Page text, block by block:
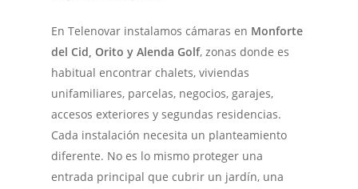
En Telenovar instalamos cámaras en Monforte
del Cid, Orito y Alenda Golf, zonas donde es
habitual encontrar chalets, viviendas
unifamiliares, parcelas, negocios, garajes,
accesos exteriores y segundas residencias.
Cada instalación necesita un planteamiento
diferente. No es lo mismo proteger una
entrada principal que cubrir un jardín, una